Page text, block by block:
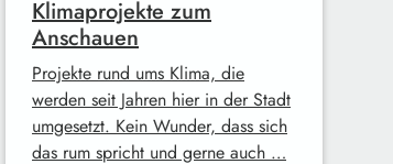
Klimaprojekte zum
Anschauen
Projekte rund ums Klima, die
werden seit Jahren hier in der Stadt
umgesetzt. Kein Wunder, dass sich
das rum spricht und gerne auch …